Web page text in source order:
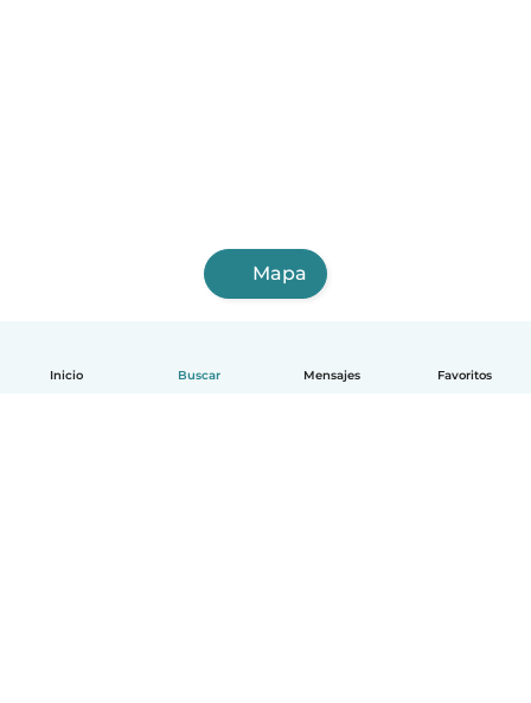
Inicio Buscar Mensajes Favoritos
Mapa